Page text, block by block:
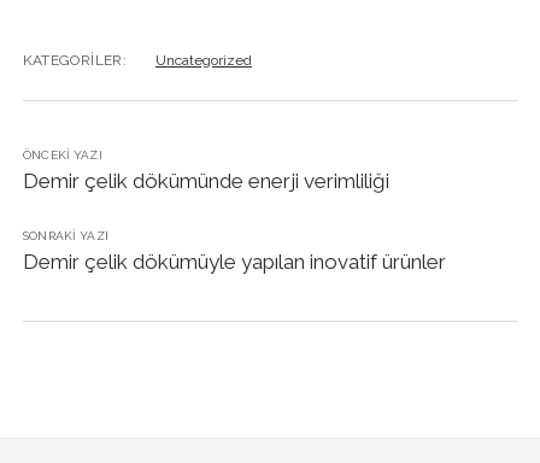
KATEGORILER: Uncategorized
ÖNCEKI YAZI
Demir çelik dökümünde enerji verimliliği
SONRAKI YAZI
Demir çelik dökümüyle yapılan inovatif ürünler